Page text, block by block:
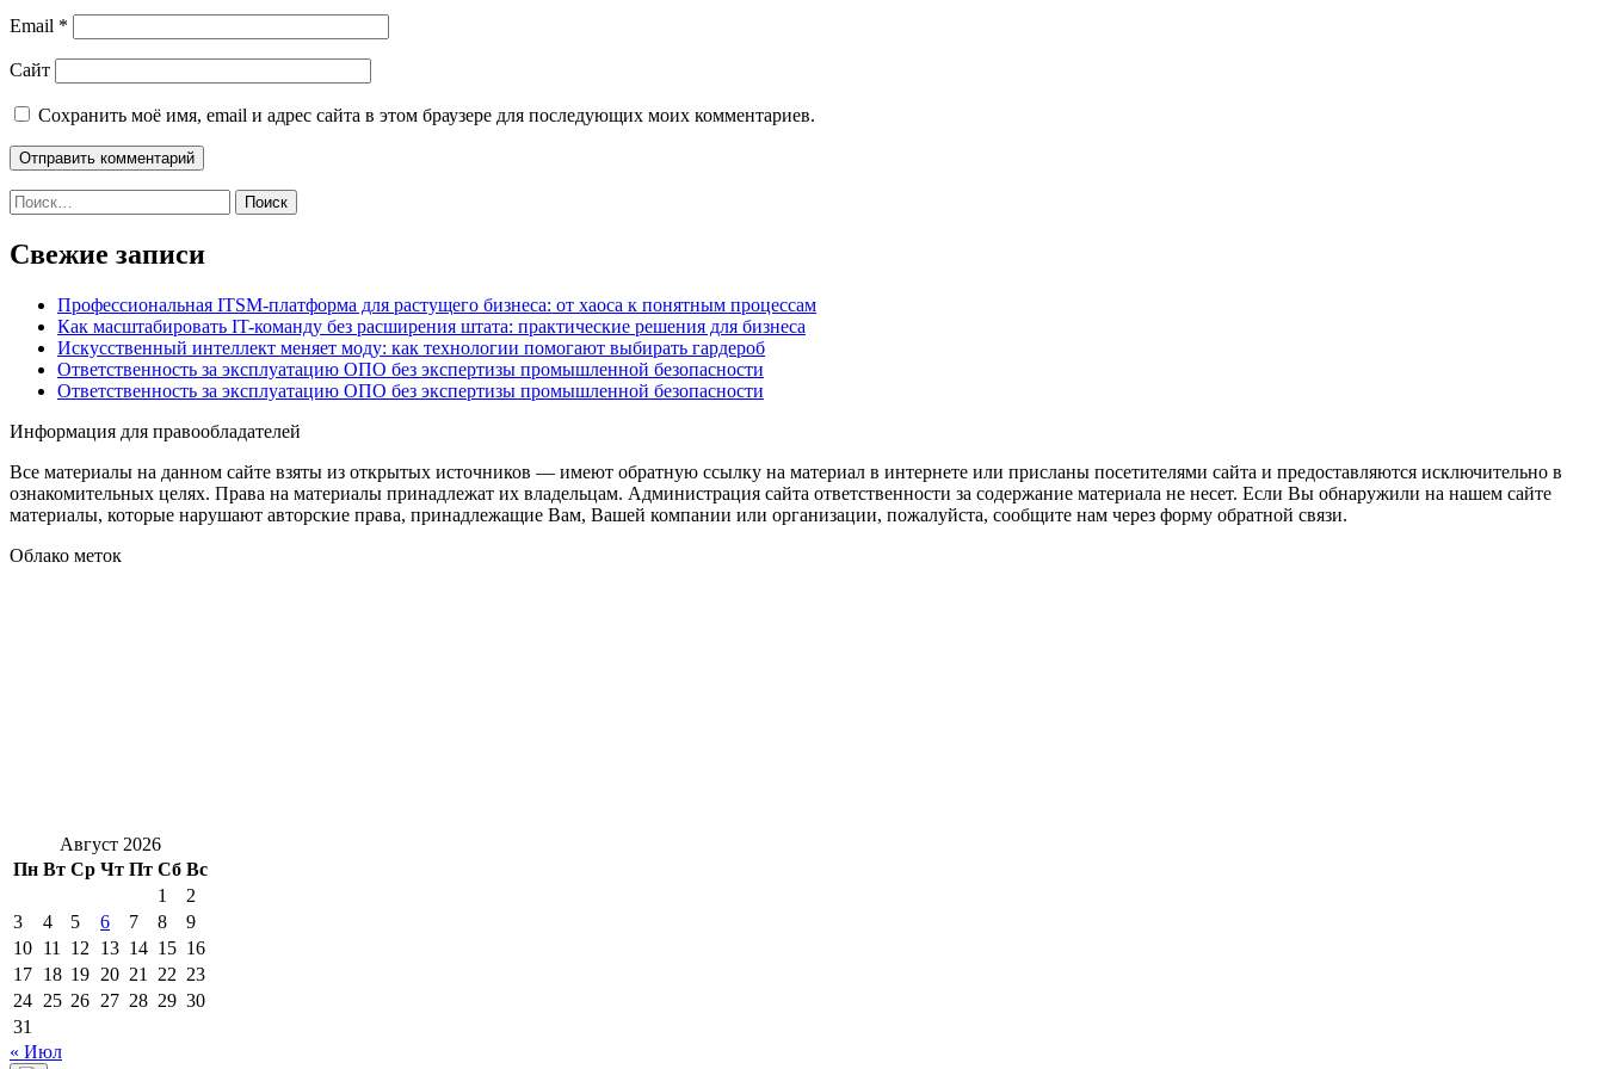
Email *
Сайт
Сохранить моё имя, email и адрес сайта в этом браузере для последующих моих комментариев.
Найти:
Свежие записи
Профессиональная ITSM-платформа для растущего бизнеса: от хаоса к понятным процессам
Как масштабировать IT-команду без расширения штата: практические решения для бизнеса
Искусственный интеллект меняет моду: как технологии помогают выбирать гардероб
Ответственность за эксплуатацию ОПО без экспертизы промышленной безопасности
Ответственность за эксплуатацию ОПО без экспертизы промышленной безопасности
Информация для правообладателей
Все материалы на данном сайте взяты из открытых источников — имеют обратную ссылку на материал в интернете или присланы посетителями сайта и предоставляются исключительно в
ознакомительных целях. Права на материалы принадлежат их владельцам. Администрация сайта ответственности за содержание материала не несет. Если Вы обнаружили на нашем сайте
материалы, которые нарушают авторские права, принадлежащие Вам, Вашей компании или организации, пожалуйста, сообщите нам через форму обратной связи.
Облако меток
Август 2026
Пн Вт Ср Чт Пт Сб Вс
1
2
3
4 5 6 7 8
9
10 11 12 13 14 15 16
17 18 19 20 21 22 23
24 25 26 27 28 29 30
31
« Июл